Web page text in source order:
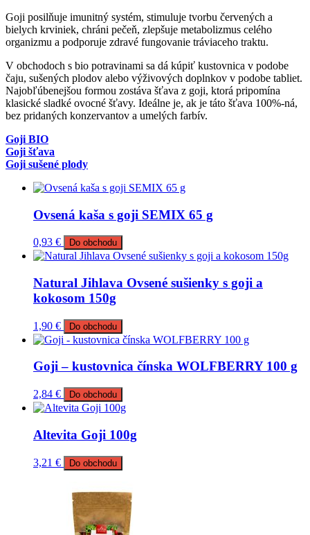
Goji posilňuje imunitný systém, stimuluje tvorbu červených a
bielych krviniek, chráni pečeň, zlepšuje metabolizmus celého
organizmu a podporuje zdravé fungovanie tráviaceho traktu.
V obchodoch s bio potravinami sa dá kúpiť kustovnica v podobe
čaju, sušených plodov alebo výživových doplnkov v podobe tabliet.
Najobľúbenejšou formou zostáva šťava z goji, ktorá pripomína
klasické sladké ovocné šťavy. Ideálne je, ak je táto šťava 100%-ná,
bez pridaných konzervantov a umelých farbív.
Goji BIO
Goji šťava
Goji sušené plody
Ovsená kaša s goji SEMIX 65 g
0,93 € Do obchodu
Natural Jihlava Ovsené sušienky s goji a
kokosom 150g
1,90 € Do obchodu
Goji – kustovnica čínska WOLFBERRY 100 g
2,84 € Do obchodu
Altevita Goji 100g
3,21 € Do obchodu